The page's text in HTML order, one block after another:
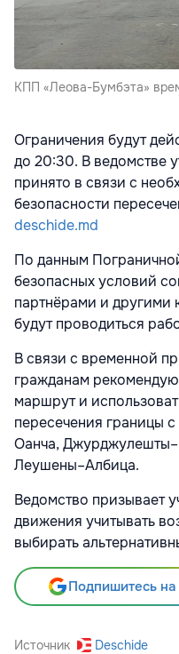
КПП «Леова-Бумбэта»
Ограничения будут
до 20:30. В ведомстве
принято в связи с
безопасности
deschide.md
По данным
безопасных условий
партнёрами и другими
будут проводиться
В связи с временной
гражданам
маршрут и
пересечения границы с
Оанча,
Леушены–Албица.
Ведомство призывает
движения учитывать
выбирать
Подпишитесь на
Источник Deschide